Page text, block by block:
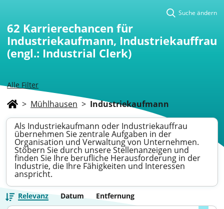
Alle Filter
Suche ändern
62 Karrierechancen für
Industriekaufmann, Industriekauffrau
(engl.: Industrial Clerk)
> Mühlhausen > Industriekaufmann
Als Industriekaufmann oder Industriekauffrau
übernehmen Sie zentrale Aufgaben in der
Organisation und Verwaltung von Unternehmen.
Stöbern Sie durch unsere Stellenanzeigen und
finden Sie Ihre berufliche Herausforderung in der
Industrie, die Ihre Fähigkeiten und Interessen
anspricht.
Relevanz Datum Entfernung